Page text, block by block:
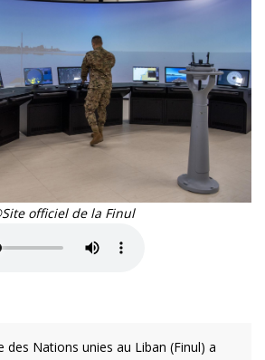
officiel de la Finul
des Nations unies au Liban (Finul) a